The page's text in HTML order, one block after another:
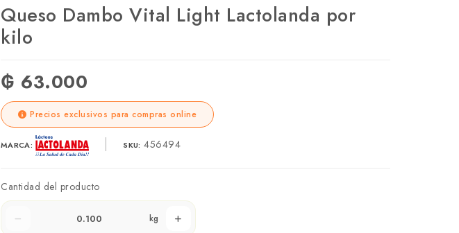
Queso Dambo Vital Light Lactolanda por
kilo
₲ 63.000
Precios exclusivos para compras online
MARCA: SKU: 456494
Cantidad del producto
kg